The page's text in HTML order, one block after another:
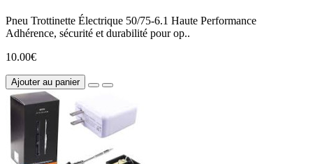
Pneu Trottinette Électrique 50/75-6.1 Haute Performance
Adhérence, sécurité et durabilité pour op..
10.00€
Ajouter au panier